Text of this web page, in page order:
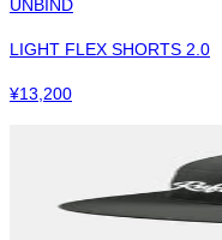
UNBIND
LIGHT FLEX SHORTS 2.0
¥13,200